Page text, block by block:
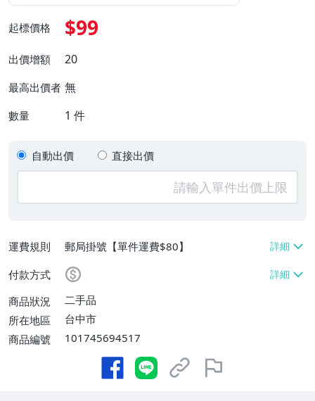
起標價格 $99
出價增額 20
最高出價者 無
數量 1 件
自動出價 直接出價
運費規則
郵局掛號【單件運費$80】
付款方式
商品狀況
二手品
所在地區
台中市
商品編號
101745694517